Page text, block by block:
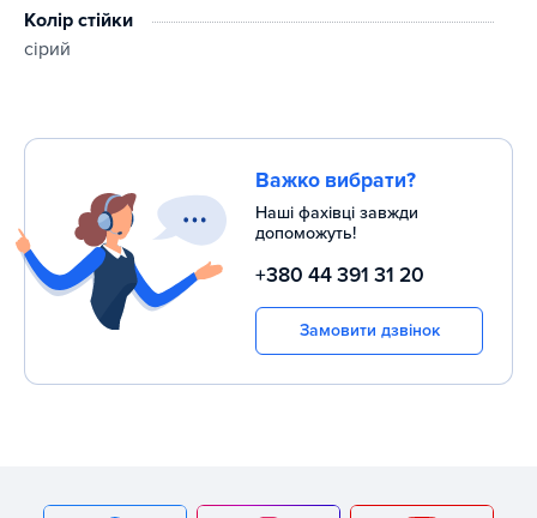
Колір стійки
сірий
Важко вибрати?
Наші фахівці завжди
допоможуть!
+380 44 391 31 20
Замовити дзвінок